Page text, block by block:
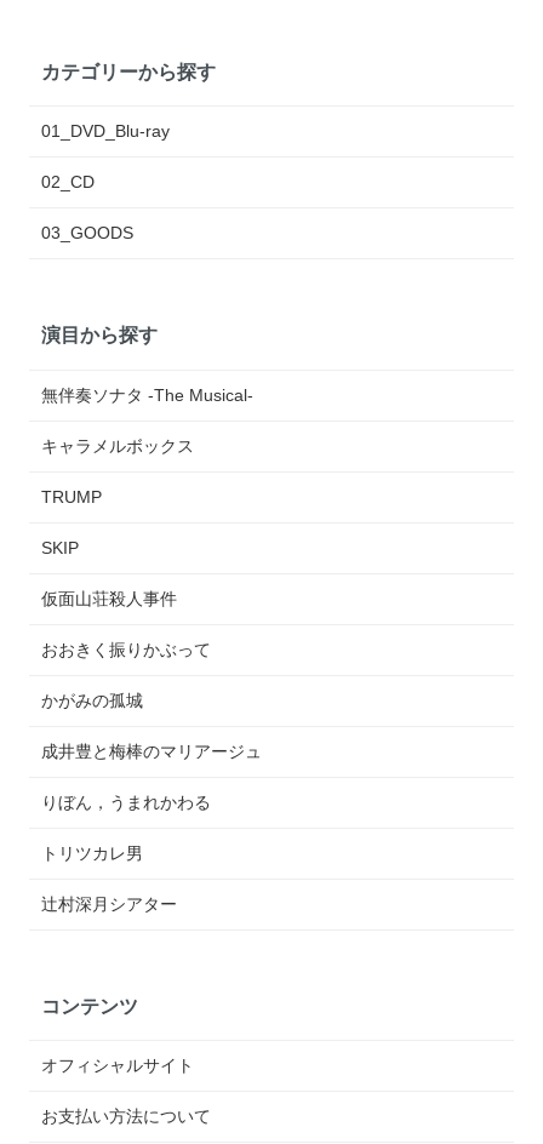
カテゴリーから探す
01_DVD_Blu-ray
02_CD
03_GOODS
演目から探す
無伴奏ソナタ -The Musical-
キャラメルボックス
TRUMP
SKIP
仮面山荘殺人事件
おおきく振りかぶって
かがみの孤城
成井豊と梅棒のマリアージュ
りぼん，うまれかわる
トリツカレ男
辻村深月シアター
コンテンツ
オフィシャルサイト
お支払い方法について